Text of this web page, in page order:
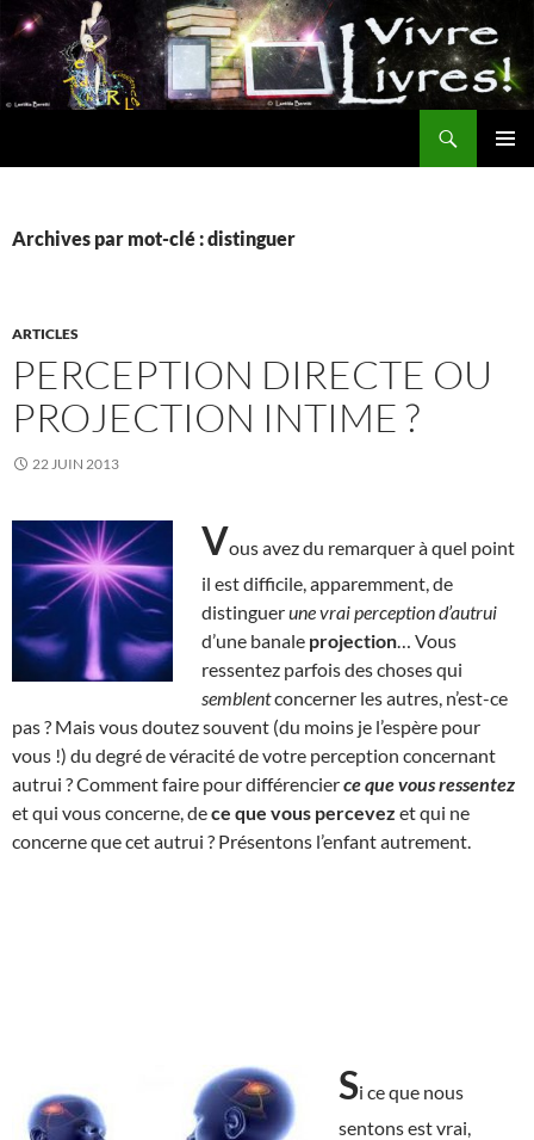
Aller
au
contenu
Archives par mot-clé : distinguer
ARTICLES
PERCEPTION DIRECTE OU
PROJECTION INTIME ?
22 JUIN 2013
Vous avez du remarquer à quel point
il est difficile, apparemment, de
distinguerune vrai perception d’autrui
d’une banale projection … Vous
ressentez parfois des choses qui
semblentconcerner les autres, n’est-ce
pas ? Mais vous doutez souvent (du moins je l’espère pour
vous !) du degré de véracité de votre perception concernant
autrui ? Comment faire pour différencierce que vous ressentez
et qui vous concerne, dece que vous percevez et qui ne
concerne que cet autrui ? Présentons l’enfant autrement.
Si ce que nous
sentons est vrai,